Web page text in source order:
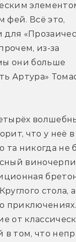
фей. Всё это,
для
из-за
они больше
Артура»
что у неё в
та никогда не
стола,
приключениях.
от
в том, что